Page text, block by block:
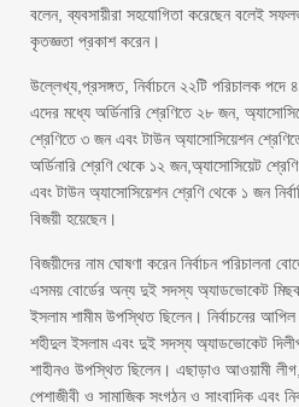
বলেন, ব্যবসায়ীরা সহযোগিতা করেছেন বলেই
কৃতজ্ঞতা প্রকাশ করেন।
উল্লেখ্য,প্রসঙ্গত, নির্বাচনে ২২টি পরিচালক পদে
এদের মধ্যে অর্ডিনারি শ্রেণিতে ২৮ জন,
শ্রেণিতে ৩ জন এবং টাউন অ্যাসোসিয়েশন শ্রেণিতে
অর্ডিনারি শ্রেণি থেকে ১২ জন,অ্যাসোসিয়েট
এবং টাউন অ্যাসোসিয়েশন শ্রেণি থেকে ১ জন
বিজয়ী হয়েছেন।
বিজয়ীদের নাম ঘোষণা করেন নির্বাচন পরিচালনা
এসময় বোর্ডের অন্য দুই সদস্য অ্যাডভোকেট
ইসলাম শামীম উপস্থিত ছিলেন। নির্বাচনের
শহীদুল ইসলাম এবং দুই সদস্য অ্যাডভোকেট
শাহীনও উপস্থিত ছিলেন। এছাড়াও আওয়ামী
পেশাজীবী ও সামাজিক সংগঠন ও সাংবাদিক এবং